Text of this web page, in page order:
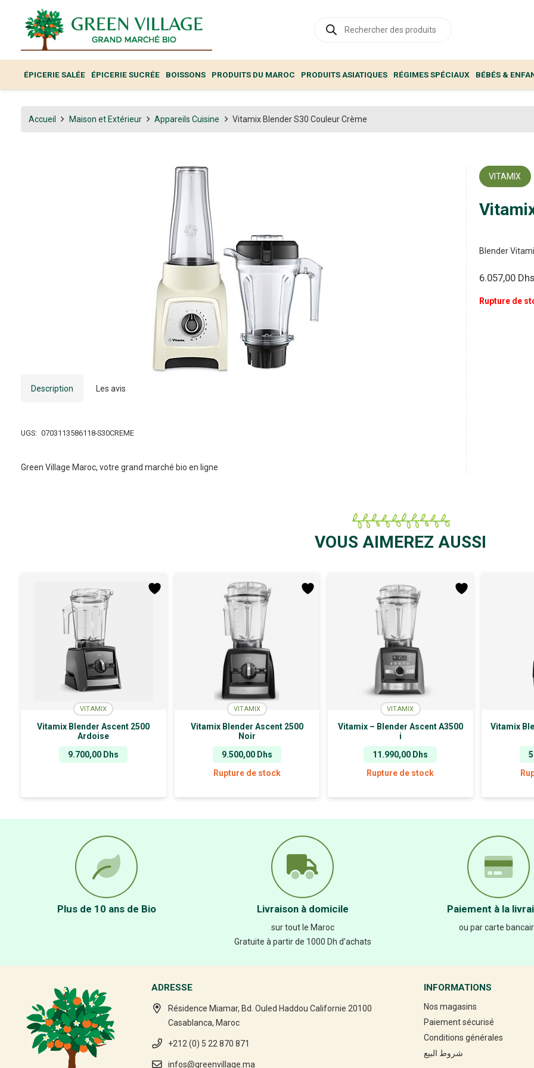
produits
ÉPICERIE SALÉE ÉPICERIE SUCRÉE BOISSONS PRODUITS DU MAROC PRODUITS ASIATIQUES RÉGIMES SPÉCIAUX BÉBÉS &
Accueil Maison et Extérieur Appareils Cuisine Vitamix Blender S30 Couleur Crème
Description Les avis
UGS: 0703113586118-S30CREME
Green Village Maroc, votre grand marché bio en ligne
VITAMIX
Blender
6.057,00 Dhs
Rupture de
VOUS AIMEREZ AUSSI
VITAMIX
Vitamix Blender Ascent 2500
Ardoise
9.700,00 Dhs
VITAMIX
Vitamix Blender Ascent 2500
Noir
9.500,00 Dhs
Rupture de stock
VITAMIX
Vitamix – Blender Ascent A3500
i
11.990,00 Dhs
Rupture de stock
Vitamix
Plus de 10 ans de Bio Livraison à domicile
sur tout le Maroc
Gratuite à partir de 1000 Dh d’achats
Paiement à la
ou par carte
ADRESSE
Résidence Miamar, Bd. Ouled Haddou Californie 20100
Casablanca, Maroc
+212 (0) 5 22 870 871
infos@greenvillage.ma
INFORMATIONS
Nos magasins
Paiement sécurisé
Conditions générales
شروط البيع